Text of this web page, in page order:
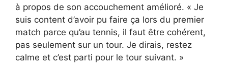
à propos de son accouchement amélioré. « Je
suis content d’avoir pu faire ça lors du premier
match parce qu’au tennis, il faut être cohérent,
pas seulement sur un tour. Je dirais, restez
calme et c’est parti pour le tour suivant. »